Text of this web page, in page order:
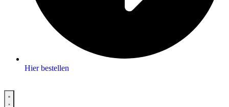
Hier bestellen